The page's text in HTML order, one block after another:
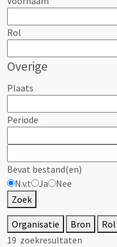
Rol
Overige
Plaats
Periode
Bevat bestand(en)
N.v.t
Ja
Nee
Zoek
Organisatie Bron Rol
19 zoekresultaten